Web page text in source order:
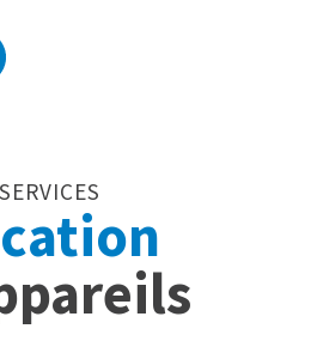
SERVICES